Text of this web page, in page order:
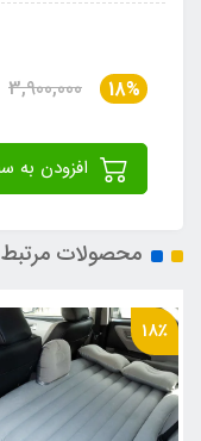
18%
3,900,000
محصولات مرتبط
18٪